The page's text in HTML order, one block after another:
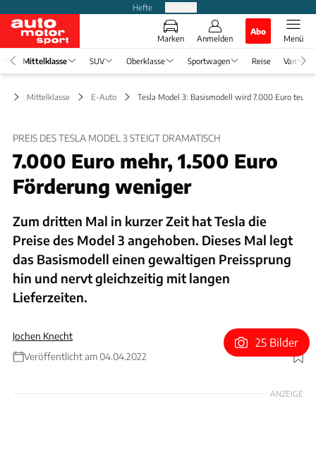
Hefte
Marken Anmelden
Abo
Menü
Mittelklasse SUV Oberklasse Sportwagen Reise Van
Mittelklasse E-Auto Tesla Model 3: Basismodell wird 7.000 Euro teurer
PREIS DES TESLA MODEL 3 STEIGT DRAMATISCH
7.000 Euro mehr, 1.500 Euro
Förderung weniger
Zum dritten Mal in kurzer Zeit hat Tesla die
Preise des Model 3 angehoben. Dieses Mal legt
das Basismodell einen gewaltigen Preissprung
hin und nervt gleichzeitig mit langen
Lieferzeiten.
Jochen Knecht
Veröffentlicht am 04.04.2022
Foto: Achim Hartmann
25 Bilder
ANZEIGE